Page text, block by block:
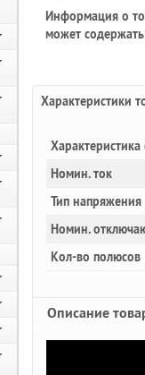
Информация о
может
Характеристики
Номин. ток
Тип напряжения
Номин.
Кол-во полюсов
Описание